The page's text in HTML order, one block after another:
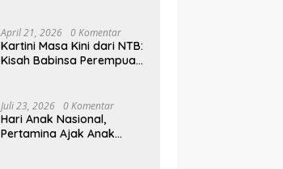
April 21, 2026 0 Komentar
Kartini Masa Kini dari NTB:
Kisah Babinsa Perempuan
Juli 23, 2026 0 Komentar
Hari Anak Nasional,
Pertamina Ajak Anak